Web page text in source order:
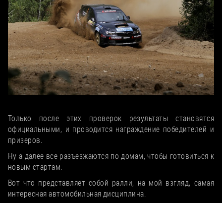
Только после этих проверок результаты становятся
официальными, и проводится награждение победителей и
призеров.
Ну а далее все разъезжаются по домам, чтобы готовиться к
новым стартам.
Вот что представляет собой ралли, на мой взгляд, самая
интересная автомобильная дисциплина.